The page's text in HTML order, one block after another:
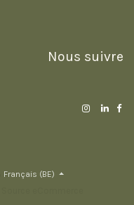
Nous suivre
Français (BE)